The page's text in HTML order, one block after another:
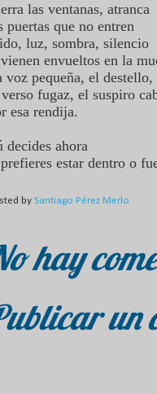
las ventanas, atranca
puertas que no entren
luz, sombra, silencio
envueltos en la
voz pequeña, el destello,
fugaz, el suspiro
esa rendija.
decides ahora
estar dentro o
by Santiago Pérez Merlo
hay
un